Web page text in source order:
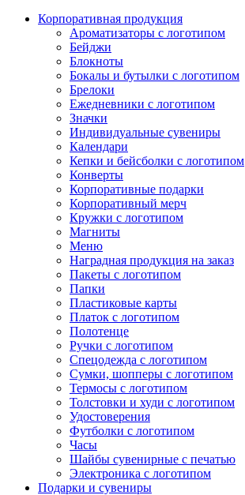
Корпоративная продукция
Ароматизаторы с логотипом
Бейджи
Блокноты
Бокалы и бутылки с логотипом
Брелоки
Ежедневники с логотипом
Значки
Индивидуальные сувениры
Календари
Кепки и бейсболки с логотипом
Конверты
Корпоративные подарки
Корпоративный мерч
Кружки с логотипом
Магниты
Меню
Наградная продукция на заказ
Пакеты с логотипом
Папки
Пластиковые карты
Платок с логотипом
Полотенце
Ручки с логотипом
Спецодежда с логотипом
Сумки, шопперы с логотипом
Термосы с логотипом
Толстовки и худи с логотипом
Удостоверения
Футболки с логотипом
Часы
Шайбы сувенирные с печатью
Электроника с логотипом
Подарки и сувениры